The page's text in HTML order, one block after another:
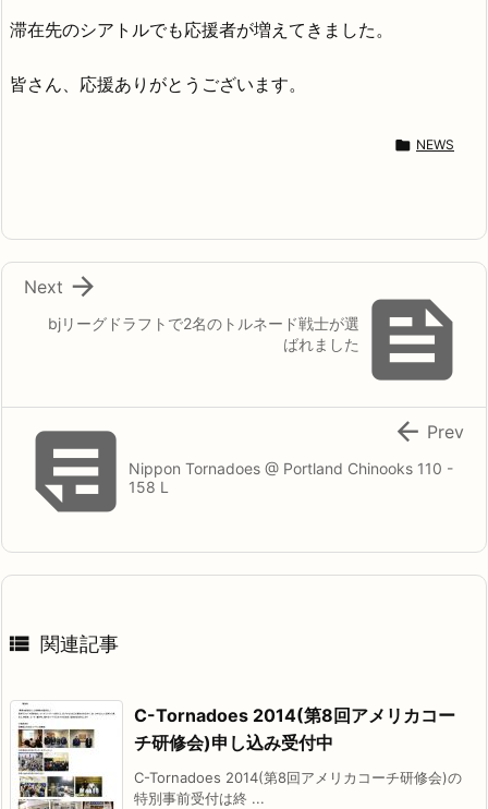
滞在先のシアトルでも応援者が増えてきました。
皆さん、応援ありがとうございます。
 NEWS

bjリーグドラフトで2名のトルネード戦士が選
ばれました

Next
Nippon Tornadoes @ Portland Chinooks 110 -
158 L
 Prev
 関連記事
C-Tornadoes 2014(第8回アメリカコー
チ研修会)申し込み受付中
C-Tornadoes 2014(第8回アメリカコーチ研修会)の
特別事前受付は終 ...